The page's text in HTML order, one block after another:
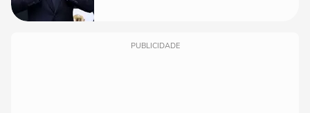
PUBLICIDADE